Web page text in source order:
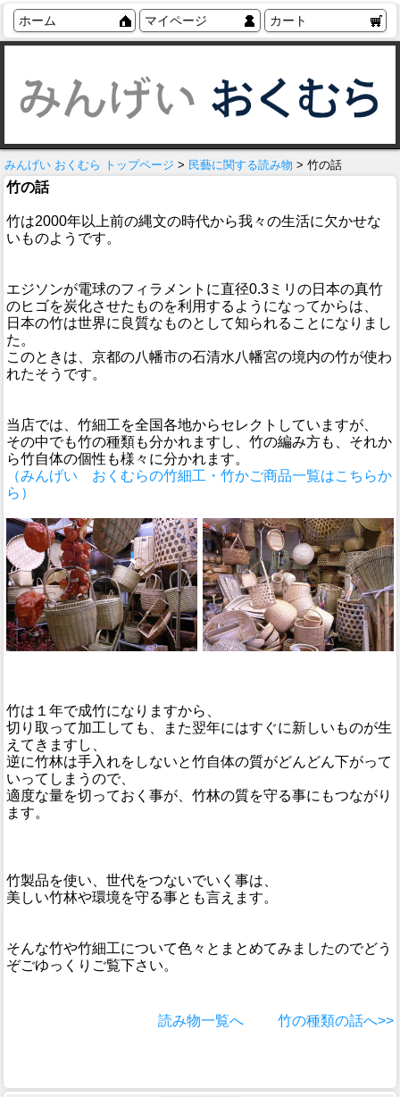
ホーム マイページ カート
みんげい おくむら トップページ > 民藝に関する読み物 > 竹の話
竹の話
竹は2000年以上前の縄文の時代から我々の生活に欠かせな
いものようです。
エジソンが電球のフィラメントに直径0.3ミリの日本の真竹
のヒゴを炭化させたものを利用するようになってからは、
日本の竹は世界に良質なものとして知られることになりまし
た。
このときは、京都の八幡市の石清水八幡宮の境内の竹が使わ
れたそうです。
当店では、竹細工を全国各地からセレクトしていますが、
その中でも竹の種類も分かれますし、竹の編み方も、それか
ら竹自体の個性も様々に分かれます。
（みんげい おくむらの竹細工・竹かご商品一覧はこちらか
ら）
竹は１年で成竹になりますから、
切り取って加工しても、また翌年にはすぐに新しいものが生
えてきますし、
逆に竹林は手入れをしないと竹自体の質がどんどん下がって
いってしまうので、
適度な量を切っておく事が、竹林の質を守る事にもつながり
ます。
竹製品を使い、世代をつないでいく事は、
美しい竹林や環境を守る事とも言えます。
そんな竹や竹細工について色々とまとめてみましたのでどう
ぞごゆっくりご覧下さい。
読み物一覧へ 竹の種類の話へ>>